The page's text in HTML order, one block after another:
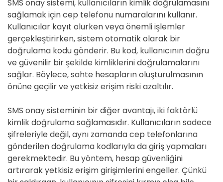
SMS onay sistemi, kullanıcıların kimlik doğrulamasını
sağlamak için cep telefonu numaralarını kullanır.
Kullanıcılar kayıt olurken veya önemli işlemler
gerçekleştirirken, sistem otomatik olarak bir
doğrulama kodu gönderir. Bu kod, kullanıcının doğru
ve güvenilir bir şekilde kimliklerini doğrulamalarını
sağlar. Böylece, sahte hesapların oluşturulmasının
önüne geçilir ve yetkisiz erişim riski azaltılır.
SMS onay sisteminin bir diğer avantajı, iki faktörlü
kimlik doğrulama sağlamasıdır. Kullanıcıların sadece
şifreleriyle değil, aynı zamanda cep telefonlarına
gönderilen doğrulama kodlarıyla da giriş yapmaları
gerekmektedir. Bu yöntem, hesap güvenliğini
artırarak yetkisiz erişim girişimlerini engeller. Çünkü